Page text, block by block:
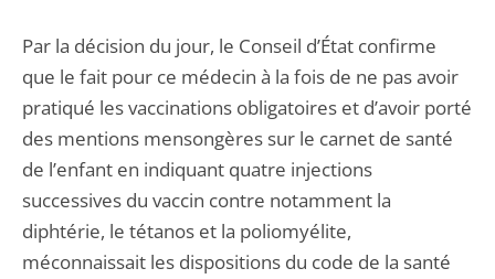
Par la décision du jour, le Conseil d’État confirme
que le fait pour ce médecin à la fois de ne pas avoir
pratiqué les vaccinations obligatoires et d’avoir porté
des mentions mensongères sur le carnet de santé
de l’enfant en indiquant quatre injections
successives du vaccin contre notamment la
diphtérie, le tétanos et la poliomyélite,
méconnaissait les dispositions du code de la santé